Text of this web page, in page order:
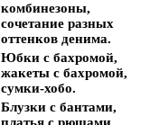
комбинезоны,
сочетание разных
оттенков денима.
Юбки с бахромой,
жакеты с бахромой,
сумки-хобо.
Блузки с бантами,